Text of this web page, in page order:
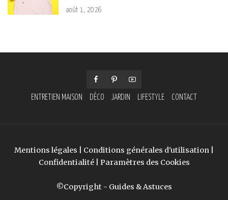
août 1, 2026
ENTRETIEN MAISON DÉCO JARDIN LIFESTYLE CONTACT
Mentions légales Conditions générales d'utilisation
Confidentialité| Paramètres des Cookies
©Copyright - Guides & Astuces